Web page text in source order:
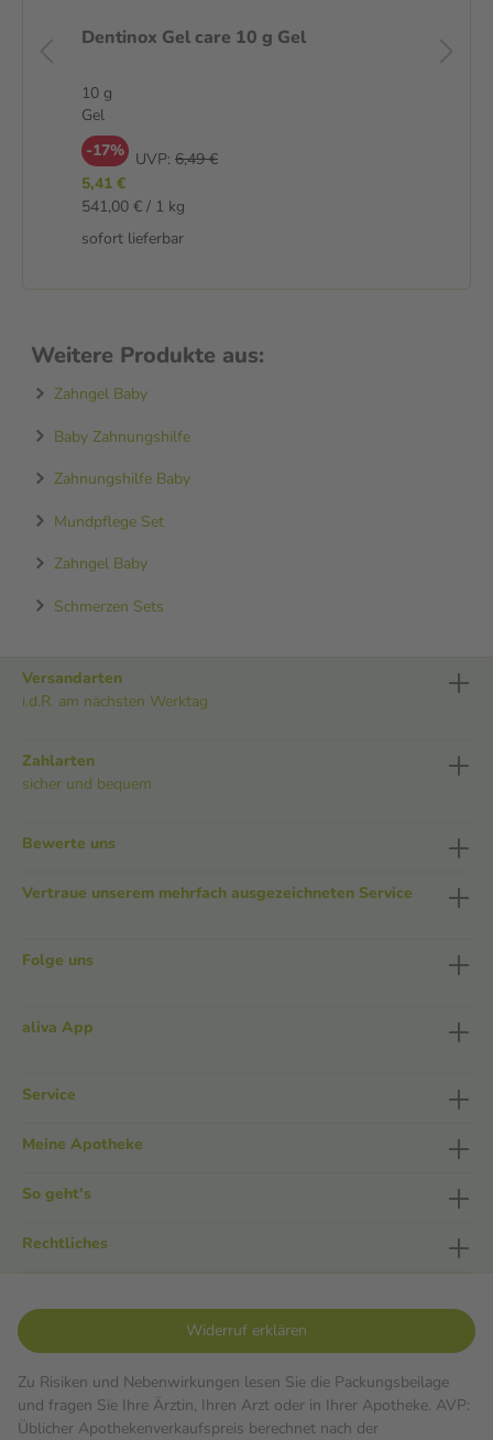
Dentinox Gel care 10 g Gel
10 g
Gel
-17% UVP: 6,49 €
5,41 €
541,00 € / 1 kg
sofort lieferbar
Weitere Produkte aus:
Zahngel Baby
Baby Zahnungshilfe
Zahnungshilfe Baby
Mundpflege Set
Zahngel Baby
Schmerzen Sets
Versandarten
i.d.R. am nächsten Werktag
Zahlarten
sicher und bequem
Bewerte uns
Vertraue unserem mehrfach ausgezeichneten Service
Folge uns
aliva App
Service
Meine Apotheke
So geht's
Rechtliches
Widerruf erklären
Zu Risiken und Nebenwirkungen lesen Sie die Packungsbeilage
und fragen Sie Ihre Ärztin, Ihren Arzt oder in Ihrer Apotheke. AVP:
Üblicher Apothekenverkaufspreis berechnet nach der